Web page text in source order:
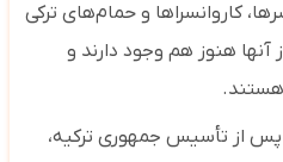
کاروانسراها و حمام‌های ترکی
هنوز هم وجود دارند و
از تأسیس جمهوری ترکیه،